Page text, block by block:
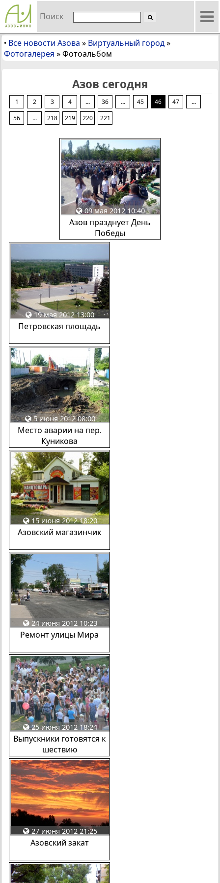
Поиск
• Все новости Азова » Виртуальный город»
Фотогалерея »Фотоальбом
Азов сегодня
1 2 3 4 ... 36 ... 45 46 47
...
56
... 218 219 220 221
09 мая 2012 10:40
Азов празднует День
Победы
19 мая 2012 13:00
Петровская площадь
5 июня 2012 08:00
Место аварии на пер.
Куникова
15 июня 2012 18:20
Азовский магазинчик
24 июня 2012 10:23
Ремонт улицы Мира
25 июня 2012 18:24
Выпускники готовятся к
шествию
27 июня 2012 21:25
Азовский закат